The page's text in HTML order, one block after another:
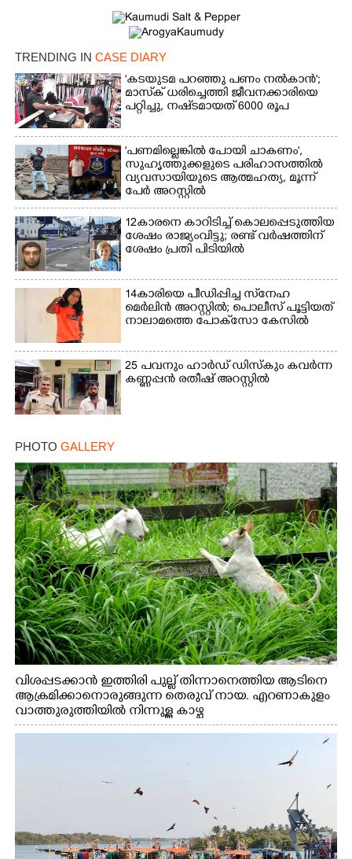
TRENDING IN CASE DIARY
'കടയുടമ പറഞ്ഞു പണം നൽകാൻ';
മാസ്‌ക് ധരിച്ചെത്തി ജീവനക്കാരിയെ
പറ്റിച്ചു, നഷ്‌ടമായത് 6000 രൂപ
'പണമില്ലെങ്കിൽ പോയി ചാകണം',
സുഹൃത്തുക്കളുടെ പരിഹാസത്തിൽ
വ്യവസായിയുടെ ആത്മഹത്യ, മൂന്ന്
പേർ അറസ്റ്റിൽ
12കാരനെ കാറിടിച്ച് കൊലപ്പെടുത്തിയ
ശേഷം രാജ്യംവിട്ടു; രണ്ട് വർഷത്തിന്
ശേഷം പ്രതി പിടിയിൽ
14കാരിയെ പീഡിപ്പിച്ച സ്‌നേഹ
മെർലിൻ അറസ്റ്റിൽ; പൊലീസ് പൂട്ടിയത്
നാലാമത്തെ പോക്‌സോ കേസിൽ
25 പവനും ഹാർഡ് ഡിസ്കും കവർന്ന
കണ്ണപ്പൻ രതീഷ് അറസ്റ്റിൽ
PHOTO GALLERY
വിശപ്പടക്കാൻ ഇത്തിരി പുല്ല് തിന്നാനെത്തിയ ആടിനെ
ആക്രമിക്കാനൊരുങ്ങുന്ന തെരുവ് നായ. എറണാകുളം
വാത്തുരുത്തിയിൽ നിന്നുള്ള കാഴ്ച
Share this link